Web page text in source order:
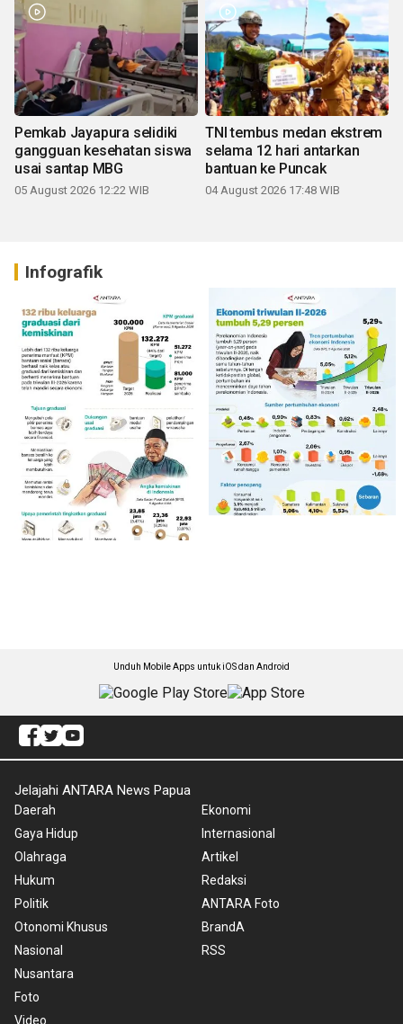
Pemkab Jayapura selidiki
gangguan kesehatan siswa
usai santap MBG
05 August 2026 12:22 WIB
TNI tembus medan ekstrem
selama 12 hari antarkan
bantuan ke Puncak
04 August 2026 17:48 WIB
Infografik
Unduh Mobile Apps untuk iOS dan Android
Jelajahi ANTARA News Papua
Daerah
Gaya Hidup
Olahraga
Hukum
Politik
Otonomi Khusus
Nasional
Nusantara
Foto
Video
Ekonomi
Internasional
Artikel
Redaksi
ANTARA Foto
BrandA
RSS